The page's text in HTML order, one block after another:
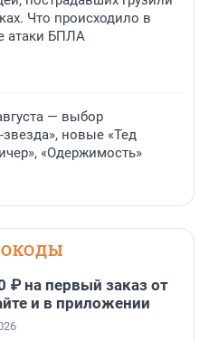
Что происходило в
атаки БПЛА
— выбор
новые «Тед
«Одержимость»
₽ на первый заказ от
и в приложении